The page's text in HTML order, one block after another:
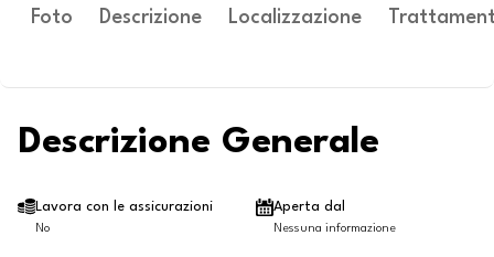
Foto Descrizione Localizzazione
Descrizione Generale
Lavora con le assicurazioni
No
Aperta dal
Nessuna informazione